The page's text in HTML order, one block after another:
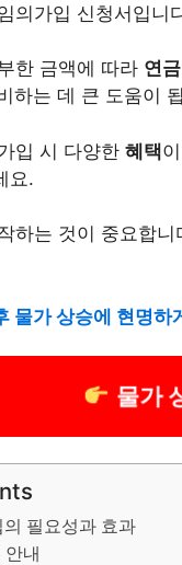
의가입 신청서입니
한 금액에 따라 연
하는 데 큰 도움이
입 시 다양한 혜택
요.
하는 것이 중요합
물가 상승에 현명하
물가
필요성과 효과
내